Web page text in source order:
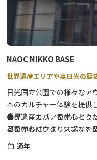
【西ノ湖・巨木の森を訪ね
期間2025年7月20日（日
9月14日（日）、21
時間 9:00~16:00
（赤沼及び先手ヶ浜か
催行人数2名～8名
参加費用大人5,000円（税
※低公害バス代を含む
※昼食・飲み物他、持ち物
※申込受諾後、担当者から
〈お願いとご注意〉
・一般道路からの観覧にな
・河川敷や川岸は、ライト
入りを禁止しています。
NAOC NIKKO BASE
世界遺産エリアや奥日光の歴
日光国立公園での様々なア
本のカルチャー体験を提供
世界遺産エリアを中心とし
奥日光のパウダースノーを
ノーシュー、雪上スキーの
●ディスカバー日光サイク
どを中心に、より穴場な「
⇒詳細はこちら
通年